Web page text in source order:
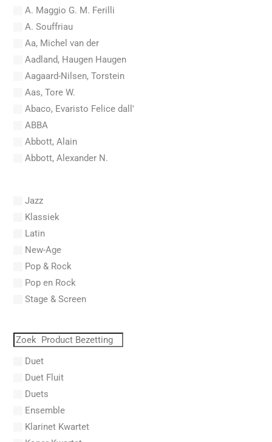
A. Maggio G. M. Ferilli
A. Souffriau
Aa, Michel van der
Aadland, Haugen Haugen
Aagaard-Nilsen, Torstein
Aas, Tore W.
Abaco, Evaristo Felice dall'
ABBA
Abbott, Alain
Abbott, Alexander N.
Abel, Lex
Aberg, Johan Ludvig
Aboucaya, Christian
Aboulker, Isabelle
Abraham, Paul
Abrams, Lester
Abreu, Zequinha
Absil, Jean
AC/DC
Acker, Dieter
Acosta, Omar
Jazz
Klassiek
Latin
New-Age
Pop & Rock
Pop en Rock
Stage & Screen
Duet
Duet Fluit
Duets
Ensemble
Klarinet Kwartet